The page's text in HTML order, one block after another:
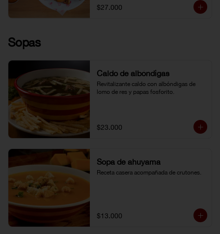
$27.000
Sopas
Caldo de albóndigas
Revitalizante caldo con albóndigas de
lomo de res y papas fosforito.
$23.000
Sopa de ahuyama
Receta casera acompañada de crutones.
$13.000